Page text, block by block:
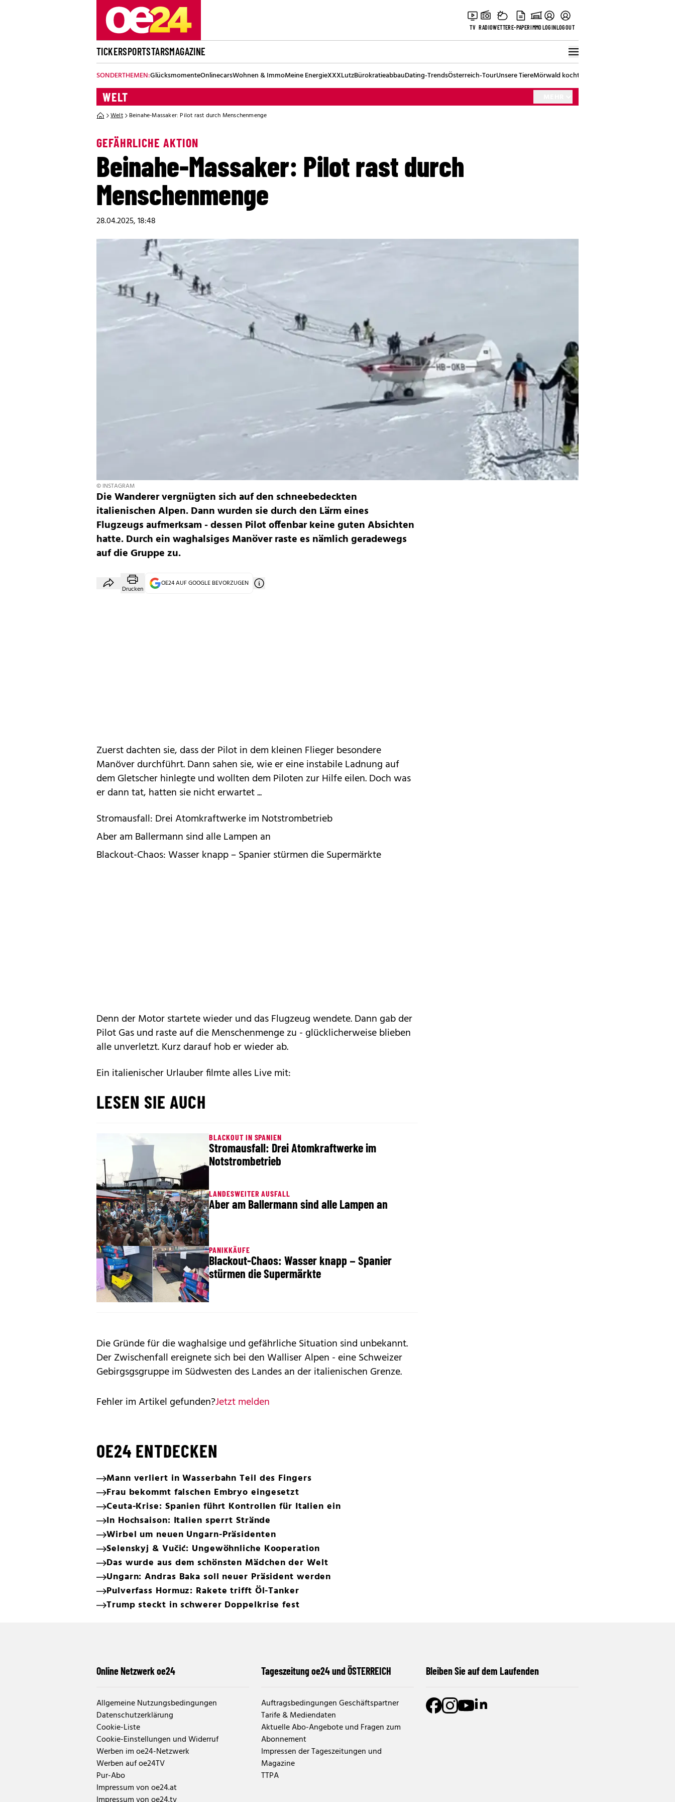
TV RADIOWETTERE-PAPERIMMOLOGINLOGOUT
TICKERSPORTSTARSMAGAZINE
SONDERTHEMEN:GlücksmomenteOnlinecarsWohnen & ImmoMeine EnergieXXXLutzBürokratieabbauDating-TrendsÖsterreich-TourUnsere TiereMörwald kocht
WELT
Welt Beinahe-Massaker: Pilot rast durch Menschenmenge
GEFÄHRLICHE AKTION
Beinahe-Massaker: Pilot rast durch
Menschenmenge
28.04.2025, 18:48
© INSTAGRAM
Die Wanderer vergnügten sich auf den schneebedeckten
italienischen Alpen. Dann wurden sie durch den Lärm eines
Flugzeugs aufmerksam - dessen Pilot offenbar keine guten Absichten
hatte. Durch ein waghalsiges Manöver raste es nämlich geradewegs
auf die Gruppe zu.
Drucken
OE24 AUF GOOGLE BEVORZUGEN
Zuerst dachten sie, dass der Pilot in dem kleinen Flieger besondere
Manöver durchführt. Dann sahen sie, wie er eine instabile Ladnung auf
dem Gletscher hinlegte und wollten dem Piloten zur Hilfe eilen. Doch was
er dann tat, hatten sie nicht erwartet ...
Stromausfall: Drei Atomkraftwerke im Notstrombetrieb
Aber am Ballermann sind alle Lampen an
Blackout-Chaos: Wasser knapp – Spanier stürmen die Supermärkte
Denn der Motor startete wieder und das Flugzeug wendete. Dann gab der
Pilot Gas und raste auf die Menschenmenge zu - glücklicherweise blieben
alle unverletzt. Kurz darauf hob er wieder ab.
Ein italienischer Urlauber filmte alles Live mit:
LESEN SIE AUCH
BLACKOUT IN SPANIEN
Stromausfall: Drei Atomkraftwerke im
Notstrombetrieb
LANDESWEITER AUSFALL
Aber am Ballermann sind alle Lampen an
PANIKKÄUFE
Blackout-Chaos: Wasser knapp – Spanier
stürmen die Supermärkte
Die Gründe für die waghalsige und gefährliche Situation sind unbekannt.
Der Zwischenfall ereignete sich bei den Walliser Alpen - eine Schweizer
Gebirgsgsgruppe im Südwesten des Landes an der italienischen Grenze.
Fehler im Artikel gefunden?Jetzt melden
OE24 ENTDECKEN
Mann verliert in Wasserbahn Teil des Fingers
Frau bekommt falschen Embryo eingesetzt
Ceuta-Krise: Spanien führt Kontrollen für Italien ein
In Hochsaison: Italien sperrt Strände
Wirbel um neuen Ungarn-Präsidenten
Selenskyj & Vučić: Ungewöhnliche Kooperation
Das wurde aus dem schönsten Mädchen der Welt
Ungarn: Andras Baka soll neuer Präsident werden
Pulverfass Hormuz: Rakete trifft Öl-Tanker
Trump steckt in schwerer Doppelkrise fest
Online Netzwerk oe24
Allgemeine Nutzungsbedingungen
Datenschutzerklärung
Cookie-Liste
Cookie-Einstellungen und Widerruf
Werben im oe24-Netzwerk
Werben auf oe24TV
Pur-Abo
Impressum von oe24.at
Tageszeitung oe24 und ÖSTERREICH
Auftragsbedingungen Geschäftspartner
Tarife & Mediendaten
Aktuelle Abo-Angebote und Fragen zum
Abonnement
Impressen der Tageszeitungen und
Magazine
TTPA
Bleiben Sie auf dem Laufenden